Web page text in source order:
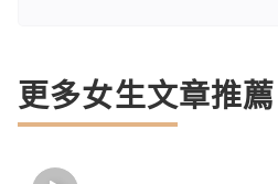
更多女生文章推薦